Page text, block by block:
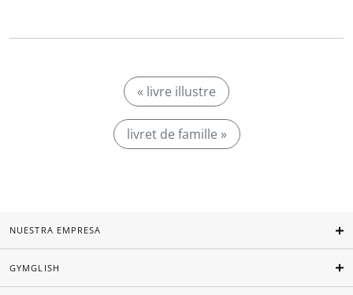
« livre illustre
livret de famille »
NUESTRA EMPRESA
GYMGLISH